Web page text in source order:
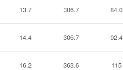
13.7 306.7 84.0
14.4 306.7 92.4
16.2 363.6 115